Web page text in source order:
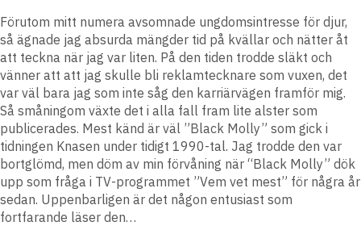
Förutom mitt numera avsomnade ungdomsintresse för djur,
så ägnade jag absurda mängder tid på kvällar och nätter åt
att teckna när jag var liten. På den tiden trodde släkt och
vänner att att jag skulle bli reklamtecknare som vuxen, det
var väl bara jag som inte såg den karriärvägen framför mig.
Så småningom växte det i alla fall fram lite alster som
publicerades. Mest känd är väl ”Black Molly” som gick i
tidningen Knasen under tidigt 1990-tal. Jag trodde den var
bortglömd, men döm av min förvåning när “Black Molly” dök
upp som fråga i TV-programmet ”Vem vet mest” för några år
sedan. Uppenbarligen är det någon entusiast som
fortfarande läser den…